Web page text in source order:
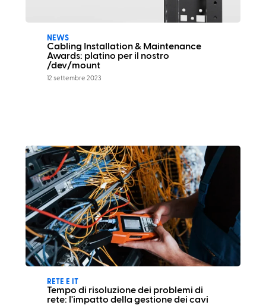
NEWS
Cabling Installation & Maintenance
Awards: platino per il nostro
/dev/mount
12 settembre 2023
RETE E IT
Tempo di risoluzione dei problemi di
rete: l'impatto della gestione dei cavi